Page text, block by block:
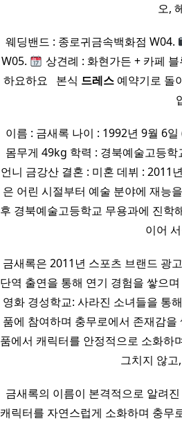
오,
웨딩밴드 : 종로귀금속백화점 W04.
W05.
상견례 : 화현가든 + 카페
하요하요 ​ ​ 본식 드레스예약기로 돌
이름 : 금새록 나이 : 1992년 9월 6
몸무게 49kg 학력 : 경북예술고등
언니 금강산 결혼 : 미혼 데뷔 : 2011
은 어린 시절부터 예술 분야에 재능
후 경북예술고등학교 무용과에 진학
이어
금새록은 2011년 스포츠 브랜드 광
단역 출연을 통해 연기 경험을 쌓으
영화 경성학교: 사라진 소녀들을 통
품에 참여하며 충무로에서 존재감
품에서 캐릭터를 안정적으로 소화하
그치지 않
금새록의 이름이 본격적으로 알려
캐릭터를 자연스럽게 소화하며 충무